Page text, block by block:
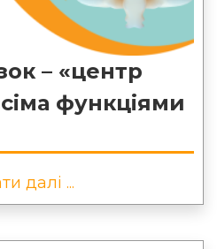
– «центр
функціями
далі ...